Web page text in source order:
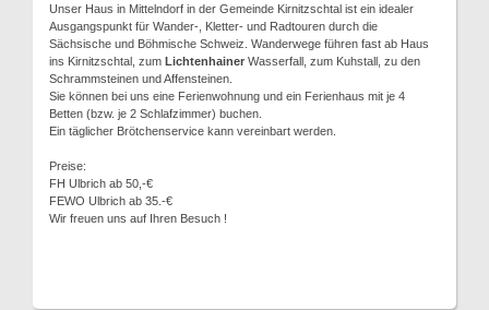
Unser Haus in Mittelndorf in der Gemeinde Kirnitzschtal ist ein idealer
Ausgangspunkt für Wander-, Kletter- und Radtouren durch die
Sächsische und Böhmische Schweiz. Wanderwege führen fast ab Haus
ins Kirnitzschtal, zum Lichtenhainer Wasserfall, zum Kuhstall, zu den
Schrammsteinen und Affensteinen.
Sie können bei uns eine Ferienwohnung und ein Ferienhaus mit je 4
Betten (bzw. je 2 Schlafzimmer) buchen.
Ein täglicher Brötchenservice kann vereinbart werden.
Preise:
FH Ulbrich ab 50,-€
FEWO Ulbrich ab 35.-€
Wir freuen uns auf Ihren Besuch !